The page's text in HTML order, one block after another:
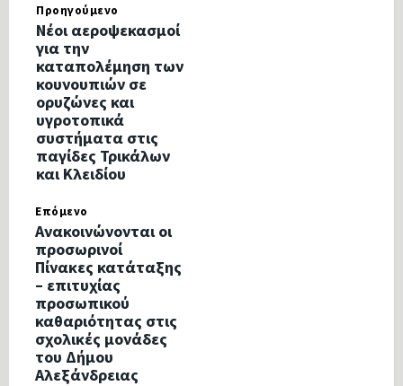
Προηγούμενο
Νέοι αεροψεκασμοί
για την
καταπολέμηση των
κουνουπιών σε
ορυζώνες και
υγροτοπικά
συστήματα στις
παγίδες Τρικάλων
και Κλειδίου
Επόμενο
Ανακοινώνονται οι
προσωρινοί
Πίνακες κατάταξης
– επιτυχίας
προσωπικού
καθαριότητας στις
σχολικές μονάδες
του Δήμου
Αλεξάνδρειας